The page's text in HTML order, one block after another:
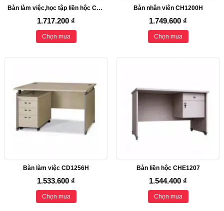
Bàn làm việc,học tập liền hộc CHV1206
1.717.200 ₫
Chọn mua
Bàn nhân viên CH1200H
1.749.600 ₫
Chọn mua
Bàn làm việc CD1256H
1.533.600 ₫
Chọn mua
Bàn liền hộc CHE1207
1.544.400 ₫
Chọn mua